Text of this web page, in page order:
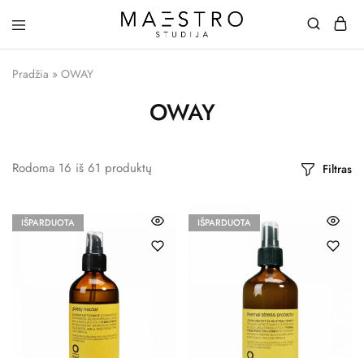
Studija
Pradžia » OWAY
OWAY
Rodoma 16 iš 61 produktų Filtras
IŠPARDUOTA IŠPARDUOTA